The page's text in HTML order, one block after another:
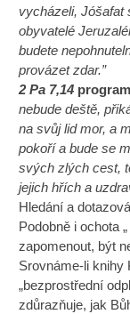
vycházeli, Jóšafat
obyvatelé
budete
provázet zdar.”
2 Pa 7,14
nebude deště,
na svůj lid mor, a
pokoří a bude se
svých zlých cest,
jejich hřích a
Hledání a
Podobně i ochota
zapomenout, být
Srovnáme-li knihy
„bezprostřední
zdůrazňuje, jak